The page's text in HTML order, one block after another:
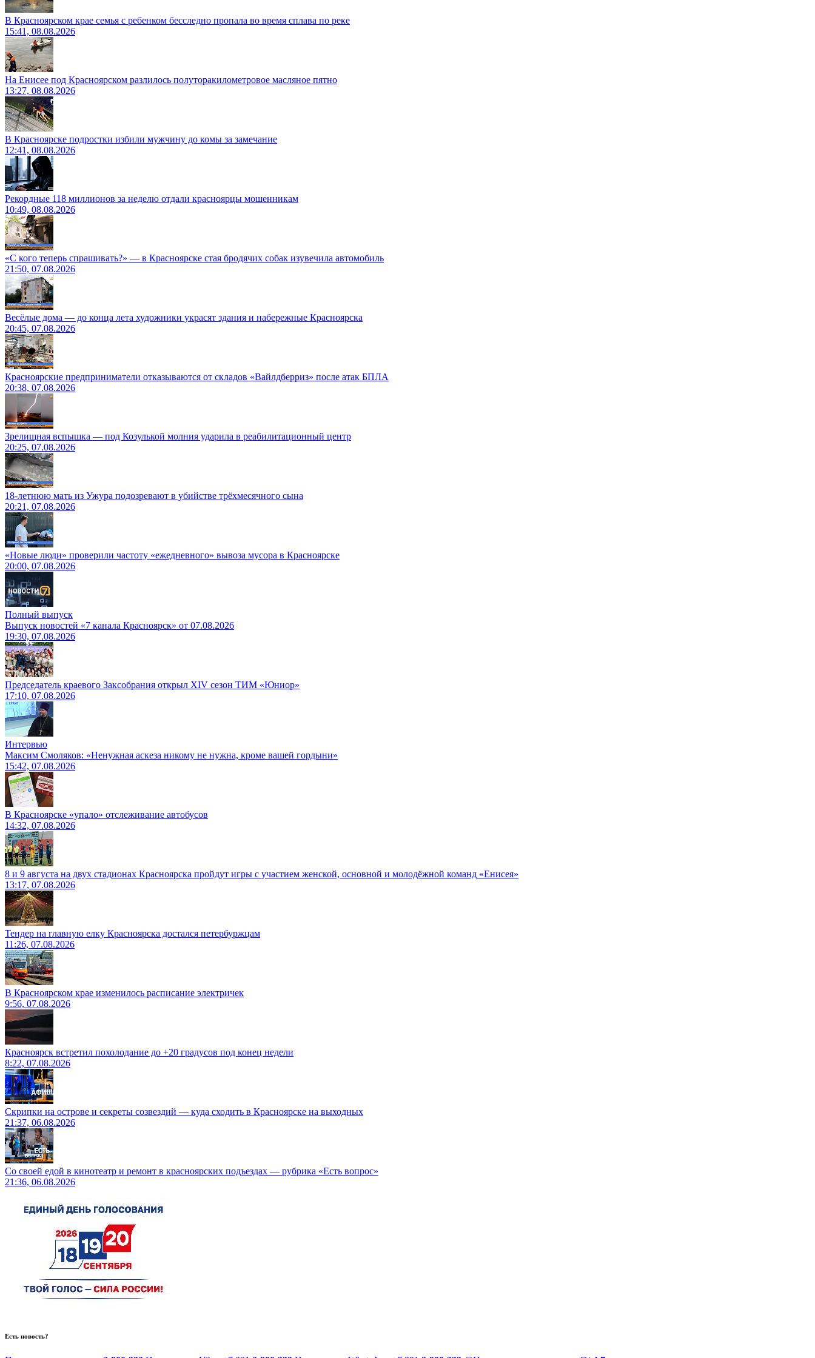
В Красноярском крае семья с ребенком бесследно пропала во время сплава по реке
15:41, 08.08.2026
На Енисее под Красноярском разлилось полуторакилометровое масляное пятно
13:27, 08.08.2026
В Красноярске подростки избили мужчину до комы за замечание
12:41, 08.08.2026
Рекордные 118 миллионов за неделю отдали красноярцы мошенникам
10:49, 08.08.2026
«С кого теперь спрашивать?» — в Красноярске стая бродячих собак изувечила автомобиль
21:50, 07.08.2026
Весёлые дома — до конца лета художники украсят здания и набережные Красноярска
20:45, 07.08.2026
Красноярские предприниматели отказываются от складов «Вайлдберриз» после атак БПЛА
20:38, 07.08.2026
Зрелищная вспышка — под Козулькой молния ударила в реабилитационный центр
20:25, 07.08.2026
18-летнюю мать из Ужура подозревают в убийстве трёхмесячного сына
20:21, 07.08.2026
«Новые люди» проверили частоту «ежедневного» вывоза мусора в Красноярске
20:00, 07.08.2026
Полный выпуск
Выпуск новостей «7 канала Красноярск» от 07.08.2026
19:30, 07.08.2026
Председатель краевого Заксобрания открыл XIV сезон ТИМ «Юниор»
17:10, 07.08.2026
Интервью
Максим Смоляков: «Ненужная аскеза никому не нужна, кроме вашей гордыни»
15:42, 07.08.2026
В Красноярске «упало» отслеживание автобусов
14:32, 07.08.2026
8 и 9 августа на двух стадионах Красноярска пройдут игры с участием женской, основной и молодёжной команд «Енисея»
13:17, 07.08.2026
Тендер на главную елку Красноярска достался петербуржцам
11:26, 07.08.2026
В Красноярском крае изменилось расписание электричек
9:56, 07.08.2026
Красноярск встретил похолодание до +20 градусов под конец недели
8:22, 07.08.2026
Скрипки на острове и секреты созвездий — куда сходить в Красноярске на выходных
21:37, 06.08.2026
Со своей едой в кинотеатр и ремонт в красноярских подъездах — рубрика «Есть вопрос»
21:36, 06.08.2026
Есть новость?